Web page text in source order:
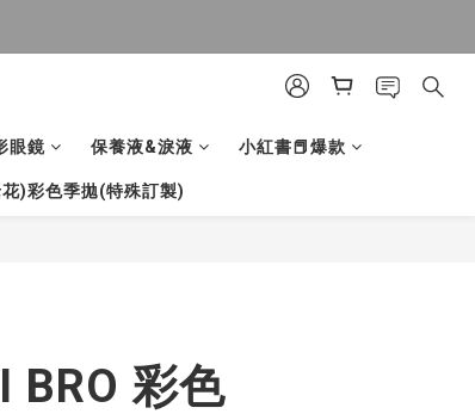
眼鏡 保養液&淚液 小紅書📕爆款
)彩色季拋(特殊訂製)
BRO 彩色